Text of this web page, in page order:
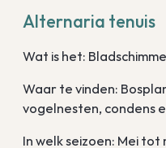
Alternaria tenuis
Wat is het:
Waar te vinden:
vogelnesten, condens
In welk seizoen: Mei